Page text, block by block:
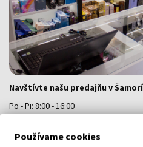
Navštívte našu predajňu v
Po - Pi: 8:00 - 16:00
Používame cookies